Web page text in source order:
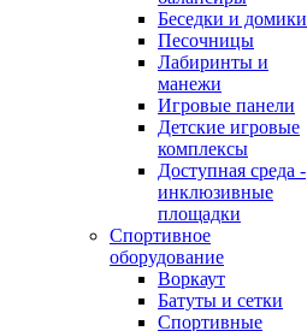
Беседки и домики
Песочницы
Лабиринты и
манежи
Игровые панели
Детские игровые
комплексы
Доступная среда -
инклюзивные
площадки
Спортивное
оборудование
Воркаут
Батуты и сетки
Спортивные